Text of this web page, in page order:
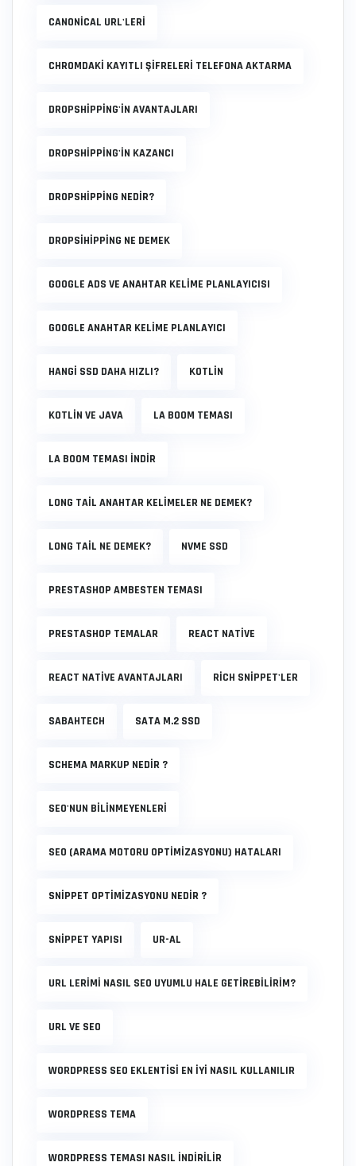
CANONICAL URL'LERI
CHROMDAKI KAYITLI ŞIFRELERI TELEFONA AKTARMA
DROPSHIPPING'IN AVANTAJLARI
DROPSHIPPING'IN KAZANCI
DROPSHIPPING NEDIR?
DROPSIHIPPING NE DEMEK
GOOGLE ADS VE ANAHTAR KELIME PLANLAYICISI
GOOGLE ANAHTAR KELIME PLANLAYICI
HANGI SSD DAHA HIZLI? KOTLIN
KOTLIN VE JAVA LA BOOM TEMASI
LA BOOM TEMASI INDIR
LONG TAIL ANAHTAR KELIMELER NE DEMEK?
LONG TAIL NE DEMEK? NVME SSD
PRESTASHOP AMBESTEN TEMASI
PRESTASHOP TEMALAR REACT NATIVE
REACT NATIVE AVANTAJLARI RICH SNIPPET'LER
SABAHTECH SATA M.2 SSD
SCHEMA MARKUP NEDIR ?
SEO'NUN BİLİNMEYENLERİ
SEO (ARAMA MOTORU OPTIMIZASYONU) HATALARI
SNIPPET OPTIMIZASYONU NEDIR ?
SNIPPET YAPISI UR-AL
URL LERIMI NASIL SEO UYUMLU HALE GETIREBILIRIM?
URL VE SEO
WORDPRESS SEO EKLENTISI EN IYI NASIL KULLANILIR
WORDPRESS TEMA
WORDPRESS TEMASI NASIL INDIRILIR